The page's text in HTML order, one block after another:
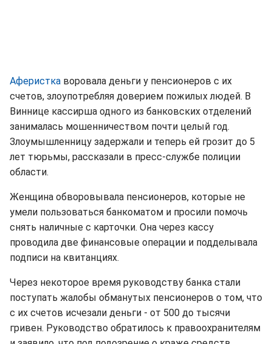
Аферистка воровала деньги у пенсионеров с их
счетов, злоупотребляя доверием пожилых людей. В
Виннице кассирша одного из банковских отделений
занималась мошенничеством почти целый год.
Злоумышленницу задержали и теперь ей грозит до 5
лет тюрьмы, рассказали в пресс-службе полиции
области.
Женщина обворовывала пенсионеров, которые не
умели пользоваться банкоматом и просили помочь
снять наличные с карточки. Она через кассу
проводила две финансовые операции и подделывала
подписи нa квитaнциях.
Через некоторое время руководству банка стали
поступать жалобы обманутых пенсионеров о том, что
с их счетов исчезали деньги - от 500 до тысячи
гривен. Руководство обратилось к правоохранителям